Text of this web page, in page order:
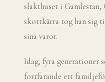
slakthuset i
skottkärra tog han sig
sina varor.
Idag, fyra generationer
fortfarande ett